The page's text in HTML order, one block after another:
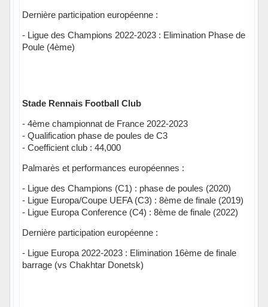
Dernière participation européenne :
- Ligue des Champions 2022-2023 : Elimination Phase de
Poule (4ème)
Stade Rennais Football Club
- 4ème championnat de France 2022-2023
- Qualification phase de poules de C3
- Coefficient club : 44,000
Palmarès et performances européennes :
- Ligue des Champions (C1) : phase de poules (2020)
- Ligue Europa/Coupe UEFA (C3) : 8ème de finale (2019)
- Ligue Europa Conference (C4) : 8ème de finale (2022)
Dernière participation européenne :
- Ligue Europa 2022-2023 : Elimination 16ème de finale
barrage (vs Chakhtar Donetsk)